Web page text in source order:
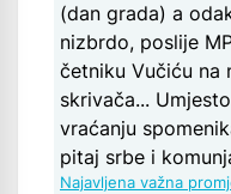
(dan grada) a
nizbrdo, poslije
četniku Vučiću na
skrivača...
vraćanju
pitaj srbe i
Najavljena važna